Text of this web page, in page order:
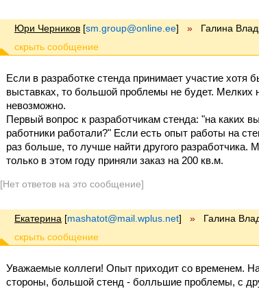
Юри Черников [sm.group@online.ee] » Галина
Если в разработке стенда принимает участие хотя
выставках, то большой проблемы не будет. Мелких
невозможно.
Первый вопрос к разработчикам стенда: "на каких
работники работали?" Если есть опыт работы на
раз больше, то лучше найти другого разработчика.
только в этом году приняли заказ на 200 кв.м.
[Нет ответов на это сообщение]
Екатерина [mashatot@mail.wplus.net] » Галина
Уважаемые коллеги! Опыт приходит со временем.
стороны, большой стенд - болльшие проблемы, с